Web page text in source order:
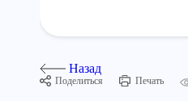
Назад
Поделиться Печать